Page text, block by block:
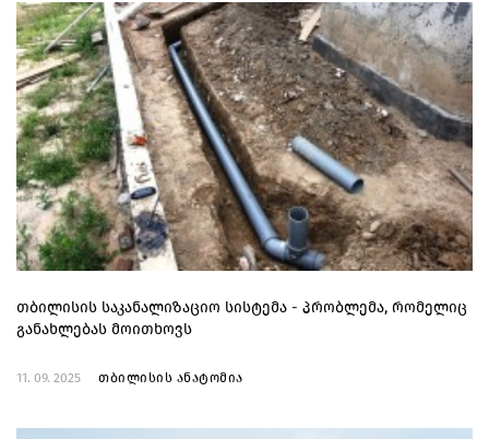
თბილისის საკანალიზაციო სისტემა - პრობლემა, რომელიც
განახლებას მოითხოვს
11. 09. 2025 თბილისის ანატომია